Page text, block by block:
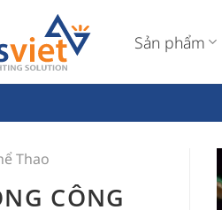
Sản phẩm
Thao
CÔNG